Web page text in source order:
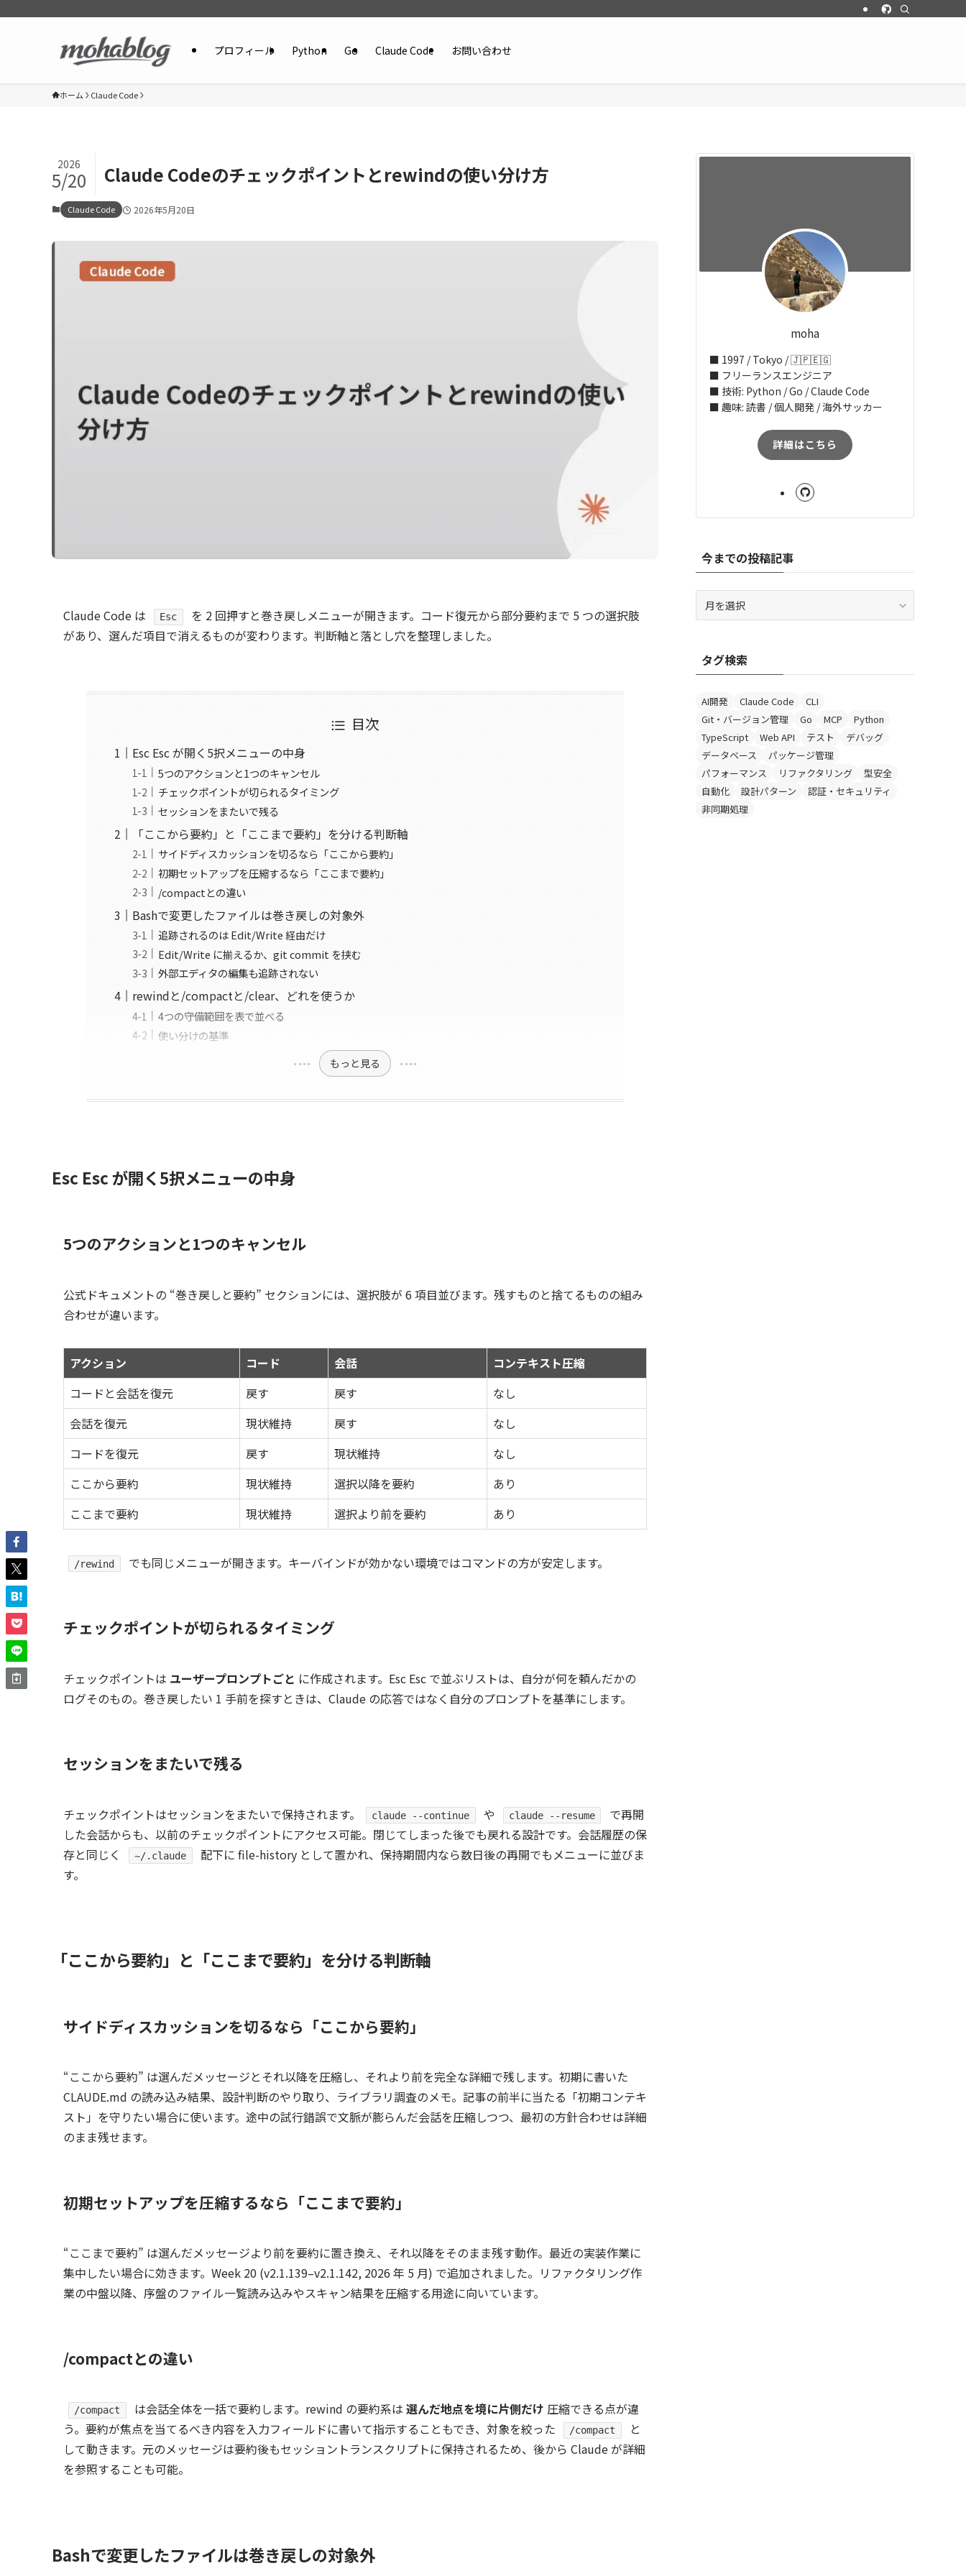
プロフィール Python Go Claude Code お問い合わせ
ホーム Claude Code
Claude Codeのチェックポイントとrewindの使い分け方
2026
5/20
Claude Code 2026年5月20日
Claude Code は Esc
を 2 回押すと巻き戻しメニューが開きます。コード復元から部分要約まで 5 つの選択肢
があり、選んだ項目で消えるものが変わります。判断軸と落とし穴を整理しました。
目次
Esc Esc が開く5択メニューの中身
5つのアクションと1つのキャンセル
チェックポイントが切られるタイミング
セッションをまたいで残る
「ここから要約」と「ここまで要約」を分ける判断軸
サイドディスカッションを切るなら「ここから要約」
初期セットアップを圧縮するなら「ここまで要約」
/compactとの違い
Bashで変更したファイルは巻き戻しの対象外
追跡されるのは Edit/Write 経由だけ
Edit/Write に揃えるか、git commit を挟む
外部エディタの編集も追跡されない
rewindと/compactと/clear、どれを使うか
4つの守備範囲を表で並べる
使い分けの基準
もっと見る
Esc Esc が開く5択メニューの中身
5つのアクションと1つのキャンセル
公式ドキュメントの “巻き戻しと要約” セクションには、選択肢が 6 項目並びます。残すものと捨てるものの組み
合わせが違います。
アクション コード 会話
コンテキスト圧縮
コードと会話を復元
戻す 戻す
なし
会話を復元
現状維持 戻す
なし
コードを復元
戻す 現状維持
なし
ここから要約
現状維持 選択以降を要約
あり
ここまで要約
現状維持 選択より前を要約 あり
/rewind でも同じメニューが開きます。キーバインドが効かない環境ではコマンドの方が安定します。
チェックポイントが切られるタイミング
チェックポイントは ユーザープロンプトごと に作成されます。Esc Esc で並ぶリストは、自分が何を頼んだかの
ログそのもの。巻き戻したい 1 手前を探すときは、Claude の応答ではなく自分のプロンプトを基準にします。
セッションをまたいで残る
チェックポイントはセッションをまたいで保持されます。 claude --continue や claude --resume
で再開
した会話からも、以前のチェックポイントにアクセス可能。閉じてしまった後でも戻れる設計です。会話履歴の保
存と同じく
~/.claude
配下に file-history として置かれ、保持期間内なら数日後の再開でもメニューに並びま
す。
「ここから要約」と「ここまで要約」を分ける判断軸
サイドディスカッションを切るなら「ここから要約」
“ここから要約” は選んだメッセージとそれ以降を圧縮し、それより前を完全な詳細で残します。初期に書いた
CLAUDE.md の読み込み結果、設計判断のやり取り、ライブラリ調査のメモ。記事の前半に当たる「初期コンテキ
スト」を守りたい場合に使います。途中の試行錯誤で文脈が膨らんだ会話を圧縮しつつ、最初の方針合わせは詳細
のまま残せます。
初期セットアップを圧縮するなら「ここまで要約」
“ここまで要約” は選んだメッセージより前を要約に置き換え、それ以降をそのまま残す動作。最近の実装作業に
集中したい場合に効きます。Week 20 (v2.1.139–v2.1.142, 2026 年 5 月) で追加されました。リファクタリング作
業の中盤以降、序盤のファイル一覧読み込みやスキャン結果を圧縮する用途に向いています。
/compactとの違い
/compact は会話全体を一括で要約します。rewind の要約系は 選んだ地点を境に片側だけ 圧縮できる点が違
う。要約が焦点を当てるべき内容を入力フィールドに書いて指示することもでき、対象を絞った
/compact
と
して動きます。元のメッセージは要約後もセッショントランスクリプトに保持されるため、後から Claude が詳細
を参照することも可能。
Bashで変更したファイルは巻き戻しの対象外
moha
■ 1997 / Tokyo / 🇯🇵🇪🇬
■ フリーランスエンジニア
■ 技術: Python / Go / Claude Code
■ 趣味: 読書 / 個人開発 / 海外サッカー
詳細はこちら
今までの投稿記事
投
稿
事
タグ検索
AI開発 Claude Code
CLI
Git・バージョン管理
Go MCP
Python
TypeScript
Web API テスト
デバッグ
データベース
パッケージ管理
パフォーマンス
リファクタリング
型安全
自動化
設計パターン
認証・セキュリティ
非同期処理